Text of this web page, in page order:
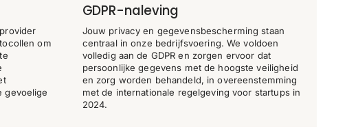
om
gevoelige
GDPR-naleving
Jouw privacy en gegevensbescherming staan
centraal in onze bedrijfsvoering. We voldoen
volledig aan de GDPR en zorgen ervoor dat
persoonlijke gegevens met de hoogste veiligheid
en zorg worden behandeld, in overeenstemming
met de internationale regelgeving voor startups in
2024.